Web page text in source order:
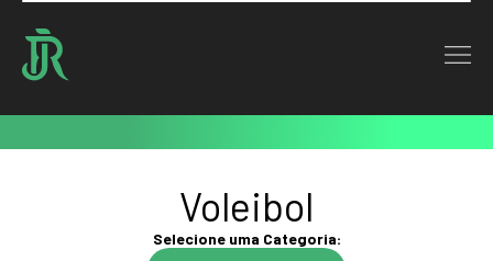
Home : Notícias
Notícias
Voleibol
Selecione uma Categoria: